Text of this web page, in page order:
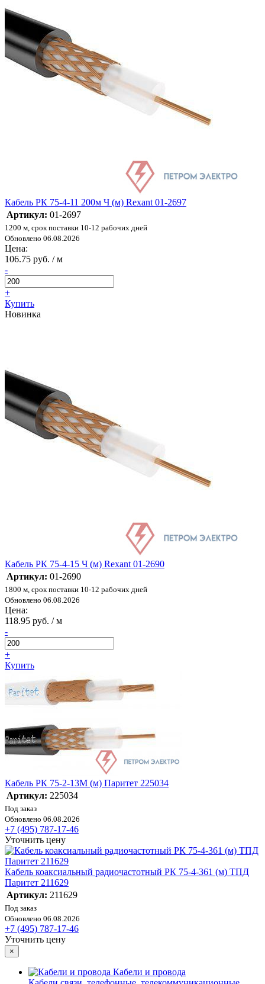
Кабель РК 75-4-11 200м Ч (м) Rexant 01-2697
Артикул: 01-2697
1200 м, срок поставки 10-12 рабочих дней
Обновлено 06.08.2026
Цена:
106.75 руб. / м
-
+
Купить
Новинка
Кабель РК 75-4-15 Ч (м) Rexant 01-2690
Артикул: 01-2690
1800 м, срок поставки 10-12 рабочих дней
Обновлено 06.08.2026
Цена:
118.95 руб. / м
-
+
Купить
Кабель РК 75-2-13М (м) Паритет 225034
Артикул: 225034
Под заказ
Обновлено 06.08.2026
+7 (495) 787-17-46
Уточнить цену
Кабель коаксиальный радиочастотный РК 75-4-361 (м) ТПД
Паритет 211629
Артикул: 211629
Под заказ
Обновлено 06.08.2026
+7 (495) 787-17-46
Уточнить цену
×
Кабели и провода